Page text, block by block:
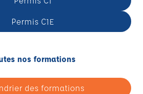
Permis C1E
nos formations
des formations